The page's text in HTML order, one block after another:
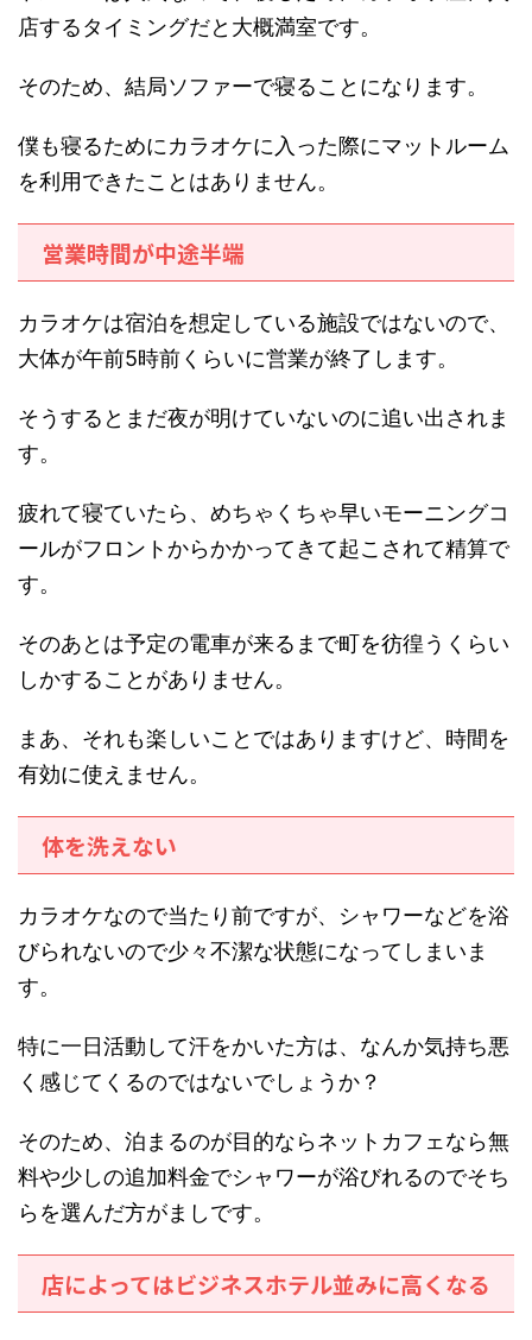
店するタイミングだと大概満室です。
そのため、結局ソファーで寝ることになります。
僕も寝るためにカラオケに入った際にマットルーム
を利用できたことはありません。
営業時間が中途半端
カラオケは宿泊を想定している施設ではないので、
大体が午前5時前くらいに営業が終了します。
そうするとまだ夜が明けていないのに追い出されま
す。
疲れて寝ていたら、めちゃくちゃ早いモーニングコ
ールがフロントからかかってきて起こされて精算で
す。
そのあとは予定の電車が来るまで町を彷徨うくらい
しかすることがありません。
まあ、それも楽しいことではありますけど、時間を
有効に使えません。
体を洗えない
カラオケなので当たり前ですが、シャワーなどを浴
びられないので少々不潔な状態になってしまいま
す。
特に一日活動して汗をかいた方は、なんか気持ち悪
く感じてくるのではないでしょうか？
そのため、泊まるのが目的ならネットカフェなら無
料や少しの追加料金でシャワーが浴びれるのでそち
らを選んだ方がましです。
店によってはビジネスホテル並みに高くなる